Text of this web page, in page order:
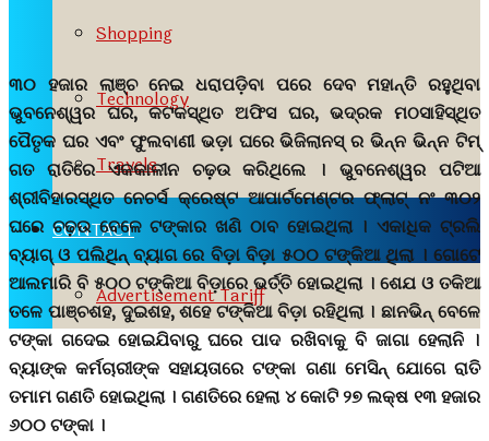
Shopping
Technology
Travels
CONTACT
Advertisement Tariff
୩୦ ହଜାର ଲାଞ୍ଚ ନେଇ ଧରାପଡ଼ିବା ପରେ ଦେବ ମହାନ୍ତି ରହୁଥିବା
ଭୁବନେଶ୍ୱର ଘର, କଟକସ୍ଥିତ ଅଫିସ ଘର, ଭଦ୍ରକ ମଠସାହିସ୍ଥିତ
ପୈତୃକ ଘର ଏବଂ ଫୁଲବାଣୀ ଭଡ଼ା ଘରେ ଭିଜିଲାନସ୍ ର ଭିନ୍ନ ଭିନ୍ନ ଟିମ୍
ଗତ ରାତିରେ ଏକକାଳୀନ ଚଢ଼ଉ କରିଥିଲେ । ଭୁବନେଶ୍ୱର ପଟିଆ
ଶ୍ରୀବିହାରସ୍ଥିତ ନେଚର୍ସ କ୍ରେଷ୍ଟ ଆପାର୍ଟମେଣ୍ଟର ଫ୍ଲାଟ୍ ନଂ ୩୦୨
ଘରେ ଚଢ଼ଉ ବେଳେ ଟଙ୍କାର ଖଣି ଠାବ ହୋଇଥିଲା । ଏକାଧିକ ଟ୍ରଲି
ବ୍ୟାଗ୍ ଓ ପଲିଥିନ୍ ବ୍ୟାଗ ରେ ବିଡ଼ା ବିଡ଼ା ୫୦୦ ଟଙ୍କିଆ ଥିଲା । ଗୋଟେ
ଆଲମାରି ବି ୫୦୦ ଟଙ୍କିଆ ବିଡ଼ାରେ ଭର୍ତ୍ତି ହୋଇଥିଲା । ଶେଯ ଓ ତକିଆ
ତଳେ ପାଞ୍ଚଶହ, ଦୁଇଶହ, ଶହେ ଟଙ୍କିଆ ବିଡ଼ା ରହିଥିଲା । ଛାନଭିନ୍ ବେଳେ
ଟଙ୍କା ଗଦେଇ ହୋଇଯିବାରୁ ଘରେ ପାଦ ରଖିବାକୁ ବି ଜାଗା ହେଲାନି ।
ବ୍ୟାଙ୍କ କର୍ମଚାରୀଙ୍କ ସହାୟତାରେ ଟଙ୍କା ଗଣା ମେସିନ୍ ଯୋଗେ ରାତି
ତମାମ ଗଣତି ହୋଇଥିଲା । ଗଣତିରେ ହେଲା ୪ କୋଟି ୨୭ ଲକ୍ଷ ୧୩ ହଜାର
୬୦୦ ଟଙ୍କା ।